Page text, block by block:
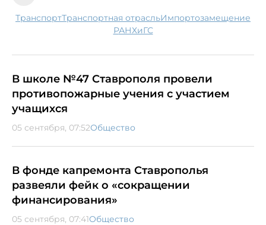
транспорт транспортная отрасль
импортозамещение
РАНХиГС
В школе №47 Ставрополя провели
противопожарные учения с участием
учащихся
05 сентября, 07:52Общество
В фонде капремонта Ставрополья
развеяли фейк о «сокращении
финансирования»
05 сентября, 07:41Общество